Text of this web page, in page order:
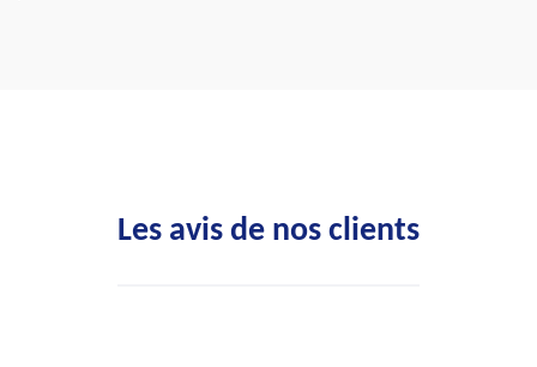
Les avis de nos clients